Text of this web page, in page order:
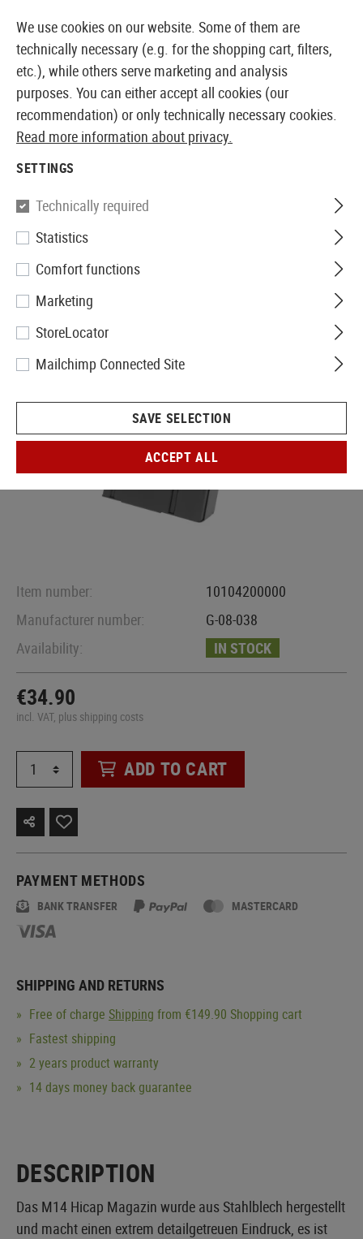
EUROPEAN AIRSOFT SHOP & WHOLESALER
G&G
Magazine M14 Hicap 470rds
Item number:
10104200000
Manufacturer number:
G-08-038
Availability:
IN STOCK
€34.90
incl. VAT, plus shipping costs
ADD TO CART
PAYMENT METHODS
BANK TRANSFER MASTERCARD
SHIPPING AND RETURNS
Free of charge Shipping from €149.90 Shopping cart
Fastest shipping
2 years product warranty
14 days money back guarantee
DESCRIPTION
Das M14 Hicap Magazin wurde aus Stahlblech hergestellt
und macht einen extrem detailgetreuen Eindruck, es ist
We use cookies on our website. Some of them are
technically necessary (e.g. for the shopping cart, filters,
etc.), while others serve marketing and analysis
purposes. You can either accept all cookies (our
recommendation) or only technically necessary cookies.
Read more information about privacy.
SETTINGS
Technically required
Statistics
Comfort functions
Marketing
StoreLocator
Mailchimp Connected Site
SAVE SELECTION
ACCEPT ALL